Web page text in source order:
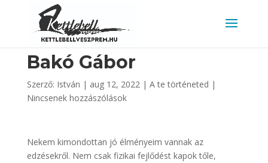
https://www.kettlebellveszprem.hu/
Bakó Gábor
Szerző: István | aug 12, 2022| A te történeted |
Nincsenek hozzászólások
Nekem kimondottan jó élményeim vannak az
edzésekről. Nem csak fizikai fejlődést kapok tőle,